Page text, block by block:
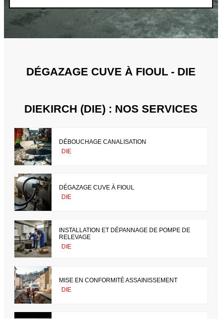
DÉGAZAGE CUVE À FIOUL - DIE
DIEKIRCH (DIE) : NOS SERVICES
DÉBOUCHAGE CANALISATION
DIE
DÉGAZAGE CUVE À FIOUL
DIE
INSTALLATION ET DÉPANNAGE DE POMPE DE
RELEVAGE
DIE
MISE EN CONFORMITÉ ASSAINISSEMENT
DIE